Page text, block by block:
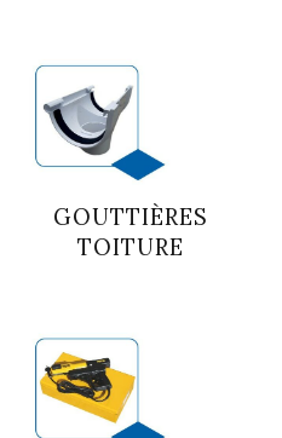
GOUTTIÈRES
TOITURE